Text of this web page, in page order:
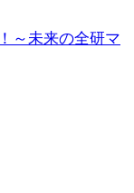
～未来の全研マ